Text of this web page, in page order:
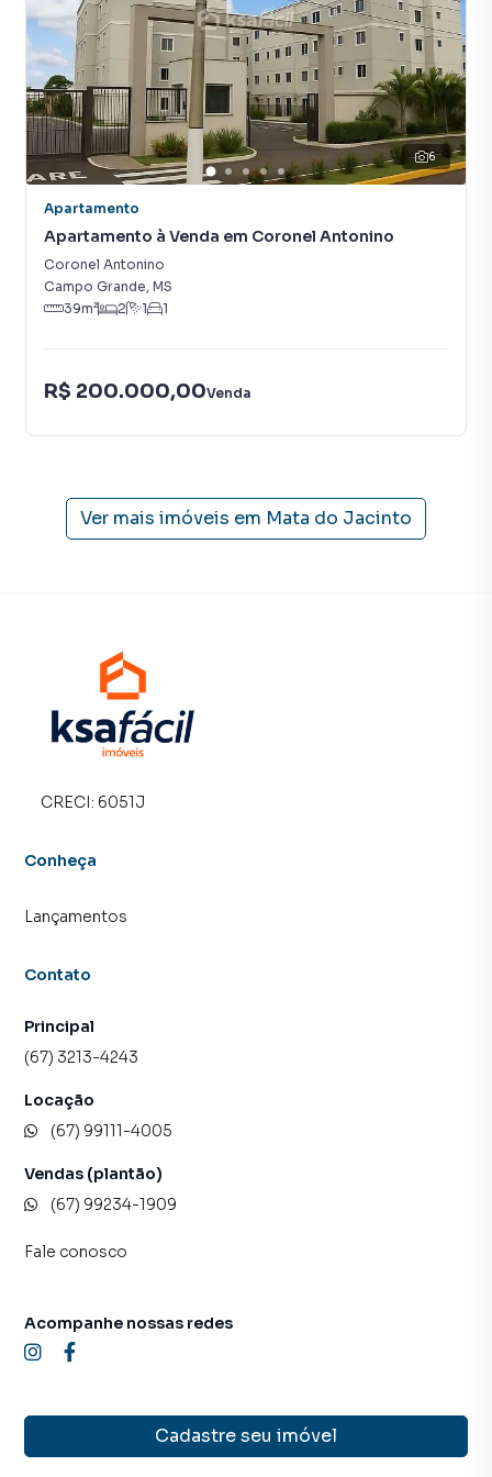
que aumenta muito o número de contatos interessados e
tendo como consequência uma maior chance de vender ou
alugar seu imóvel mais rápido. Contamos também com um
time de programadores, corretores treinados e uma
central de atendimento preparada para atender
proprietários e inquilinos.
6
Apartamento
Apartamento à Venda em Coronel Antonino
Coronel Antonino
Campo Grande, MS
39m² 2 1 1
R$ 200.000,00Venda
Ver mais imóveis em Mata do Jacinto
CRECI: 6051J
Conheça
Lançamentos
Contato
Principal
(67) 3213-4243
Locação
(67) 99111-4005
Vendas (plantão)
(67) 99234-1909
Fale conosco
Cadastre seu imóvel
Acompanhe nossas redes